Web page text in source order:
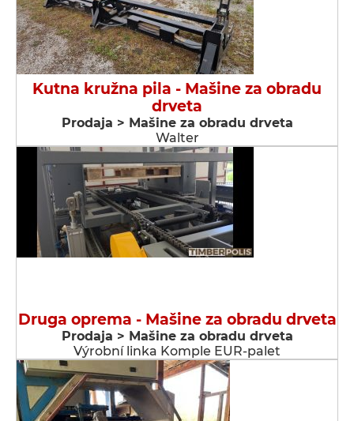
Kutna kružna pila - Мašine za obradu
drveta
Prodaja > Мašine za obradu drveta
Walter
Druga oprema - Мašine za obradu drveta
Prodaja > Мašine za obradu drveta
Výrobní linka Komple EUR-palet